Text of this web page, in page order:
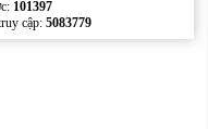
101397
cập: 5083779